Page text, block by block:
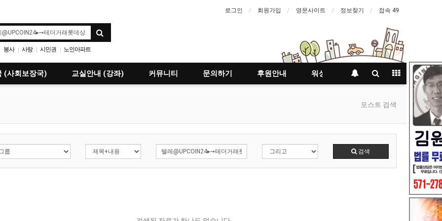
로그인 회원가입 영문사이트 정보찾기 접속 49
봉사 | 사랑 | 시민권 | 노인아파트
(사회보장국) 교실안내 (강좌) 커뮤니티 문의하기 후원안내 워싱턴등대지기
포스트 검색
검색